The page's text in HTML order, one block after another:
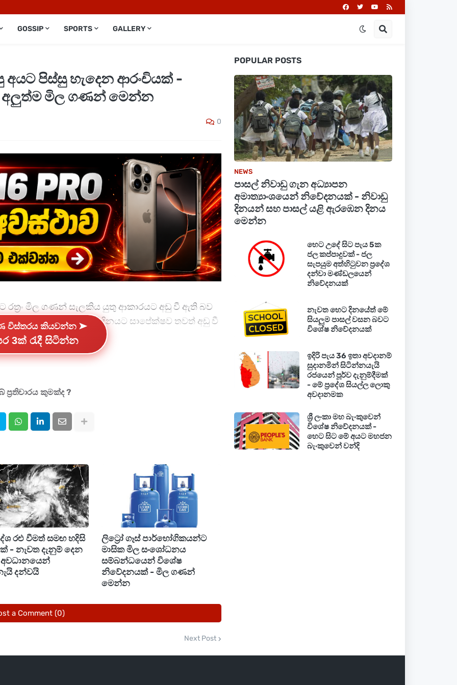
GOSSIP SPORTS GALLERY
පිස්සු හැදෙන ආරංචියක් -
අලුත්ම මිල ගණන් මෙන්න
0
රත්‍රං මිල ගණන් සැලකිය යුතු ආකාරයට අඩු වී ඇති බව
අද (20) දින රන්මිල ඊයේ දිනයට සාපේක්ෂව තවත් අඩු වී
වුණේ 353,000.00ක් ලෙසයි.
ලෙස ත් කැරට් 22 සහ 21 ග්‍රෑම් 1ක මිල පිළිවෙළින්
රුපියල් 13,000කින් අඩුවීමක් පෙන්නුම් ක‍ර
විස්තරය කියවන්න ➤
3ක් රැදී සිටින්න
ප්‍රතිචාරය කුමක්ද ?
රළු වීමත් සමඟ හදිසි
- නැවත දැනුම් දෙන
අවධානයෙන්
දන්වයි
ලිට්‍රෝ ගෑස් පාර්භෝගිකයන්ට
මාසික මිල සංශෝධනය
සම්බන්ධයෙන් විශේෂ
නිවේදනයක් - මිල ගණන්
මෙන්න
a Comment (0)
Next Post
POPULAR POSTS
NEWS
පාසල් නිවාඩු ගැන අධ්‍යාපන
අමාත්‍යාංශයෙන් නිවේදනයක් - නිවාඩු
දිනයන් සහ පාසල් යළි ඇරඹෙන දිනය
මෙන්න
හෙට උදේ සිට පැය 5ක
ජල කප්පාදුවක් - ජල
සැපයුම අත්හිටුවන ප්‍රදේශ
දන්වා මණ්ඩලයෙන්
නිවේදනයක්
නැවත හෙට දිනයේත් මේ
සියලුම පාසල් වසන බවට
විශේෂ නිවේදනයක්
ඉදිරි පැය 36 ඉතා අවදානම්
සුදානමින් සිටින්නයැයි
රජයෙන් පූර්ව දැනුම්දීමක්
- මේ ප්‍රදේශ සියල්ල ලොකු
අවදානමක
ශ්‍රී ලංකා මහ බැංකුවෙන්
විශේෂ නිවේදනයක් -
හෙට සිට මේ අයට මහජන
බැංකුවෙන් වන්දි